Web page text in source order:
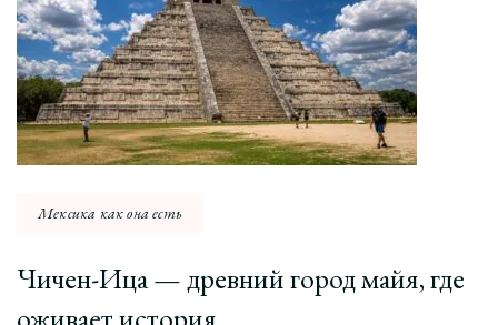
по
записи
Мексика как она есть
Чичен-Ица — древний город майя, где